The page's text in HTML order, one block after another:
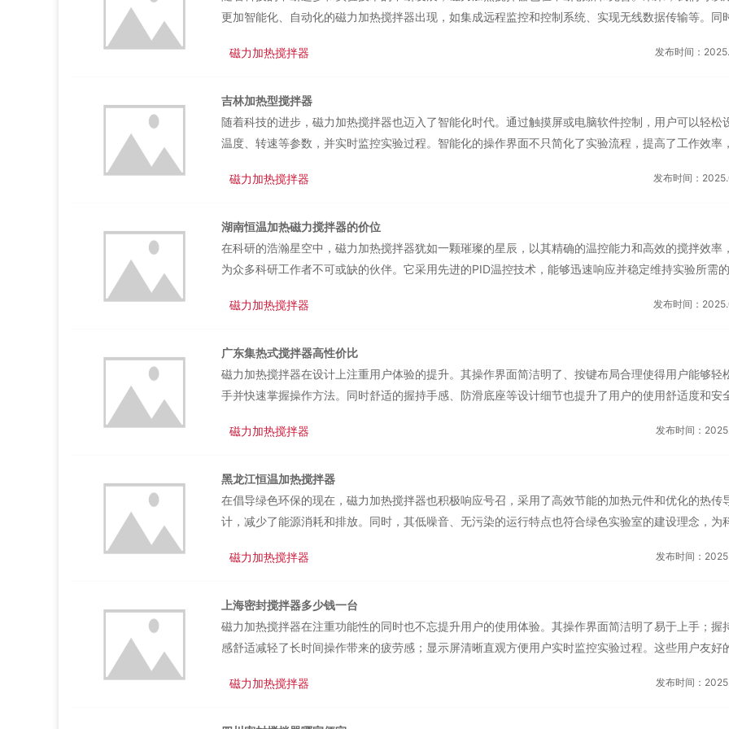
更加智能化、自动化的磁力加热搅拌器出现，如集成远程监控和控制系统、实现无线数据传输等。同
验工具。磁力加热搅拌器在注重功能性和实用性的同时，也充分考虑了用户体验和人性化设计。设备
备了语音提示和触控反馈等功能，进一步提升了用户的使用体验。这些人性化设计不只让设备更加易
作和使用，还提高了科研人员的工作效率和满意度。磁...
磁力加热搅拌器 发布时间：
吉林加热型搅拌器
随着科技的进步，磁力加热搅拌器也迈入了智能化时代。通过触摸屏或电脑软件控制，用户可以轻松
温度、转速等参数，并实时监控实验过程。智能化的操作界面不只简化了实验流程，提高了工作效率
展的现在，磁力加热搅拌器也积极响应号召，将节能环保理念融入产品设计之中。它采用高效节能的
验室的建设标准，为科研人员提供了一个更加环保、健康的工作环境。磁力加热搅拌器具有定时功能
便进行长时间实验。吉林加热型搅拌器在科研实验中，...
磁力加热搅拌器 发布时间：
湖南恒温加热磁力搅拌器的价位
在科研的浩瀚星空中，磁力加热搅拌器犹如一颗璀璨的星辰，以其精确的温控能力和高效的搅拌效率
为众多科研工作者不可或缺的伙伴。它采用先进的PID温控技术，能够迅速响应并稳定维持实验所需
其磁力驱动系统更是实现了无接触搅拌，避免了传统搅拌方式可能带来的污染和磨损，确保了实验结
件，用户可以轻松实现温度、转速等参数的精确设置，并实时监控实验进程。智能化的操控系统不只
了实验流程，提高了工作效率，还降低了人为操作...
磁力加热搅拌器 发布时间：
广东集热式搅拌器高性价比
磁力加热搅拌器在设计上注重用户体验的提升。其操作界面简洁明了、按键布局合理使得用户能够轻
手并快速掌握操作方法。同时舒适的握持手感、防滑底座等设计细节也提升了用户的使用舒适度和安
实验室中的中心设备之一，磁力加热搅拌器在科研创新中发挥着重要作用。它以其精确的温度控制、
领域中，磁力加热搅拌器都展现出了卓著的性能和普遍的应用价值。它的普及和应用不只推动了相关
的科技进步还促进了科研成果的转化和应用为人类的发展...
磁力加热搅拌器 发布时间：
黑龙江恒温加热搅拌器
在倡导绿色环保的现在，磁力加热搅拌器也积极响应号召，采用了高效节能的加热元件和优化的热传
计，减少了能源消耗和排放。同时，其低噪音、无污染的运行特点也符合绿色实验室的建设理念，为
具有出色的耐用性和稳定性。即使在长时间、较强度的使用下，也能保持良好的性能表现。此外，其
较高的口碑和用户评价。黑龙江恒温加热搅拌器安全是实验过程中不可忽视的重要环节。磁力加热搅
在设计时充分考虑了安全性能的需求。配备了多重安全...
磁力加热搅拌器 发布时间：
上海密封搅拌器多少钱一台
磁力加热搅拌器在注重功能性的同时也不忘提升用户的使用体验。其操作界面简洁明了易于上手；握
感舒适减轻了长时间操作带来的疲劳感；显示屏清晰直观方便用户实时监控实验过程。这些用户友好
新磁力加热搅拌器也在不断更新换代。未来我们可以期待更加智能化、精确化、节能环保的磁力加热
磁力加热搅拌器 发布时间：